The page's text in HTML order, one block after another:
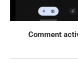
Comment